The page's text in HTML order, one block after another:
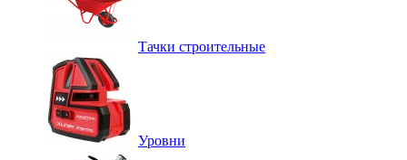
Тачки строительные
Уровни